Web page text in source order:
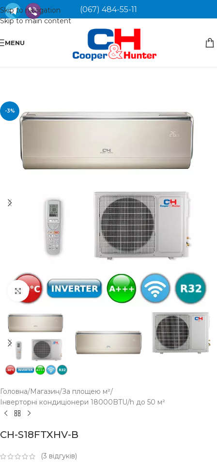
Skip to navigation
Skip to main content
(067) 484-55-11
MENU
-3%
Click to enlarge
Головна/Магазин/За площею м²/
Інверторні кондиціонери 18000BTU/h до 50 м²
CH-S18FTXHV-B
(3 відгуків)